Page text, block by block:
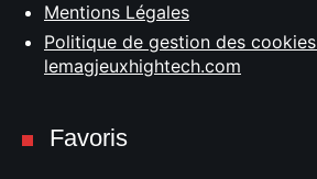
Mentions Légales
Politique de gestion des
lemagjeuxhightech.com
Favoris